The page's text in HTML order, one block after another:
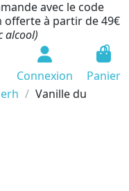
avec le code
offerte à partir de 49€
alcool)
Connexion
0
Panier
Vanille du